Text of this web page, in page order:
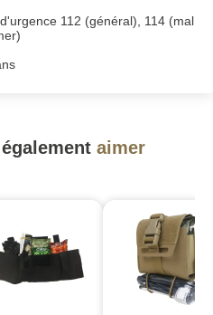
112 (général), 114 (mal
aimer